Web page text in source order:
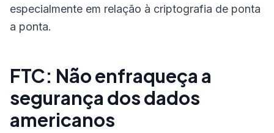
especialmente em relação à criptografia de ponta
a ponta.
FTC: Não enfraqueça a
segurança dos dados
americanos